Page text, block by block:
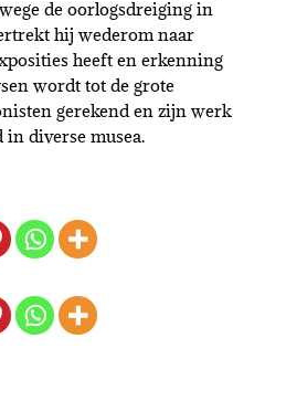
de oorlogsdreiging in
hij wederom naar
heeft en erkenning
wordt tot de grote
gerekend en zijn werk
diverse musea.